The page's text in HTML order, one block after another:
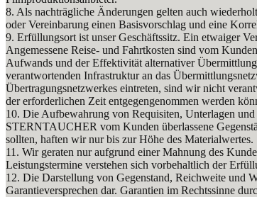
8. Als nachträgliche Änderungen gelten auch
oder Vereinbarung einen Basisvorschlag und eine
9. Erfüllungsort ist unser Geschäftssitz. Ein etwaiger
Angemessene Reise- und Fahrtkosten sind vom
Aufwands und der Effektivität alternativer
verantwortenden Infrastruktur an das
Übertragungsnetzwerkes eintreten, sind wir nicht
der erforderlichen Zeit entgegengenommen werden
10. Die Aufbewahrung von Requisiten, Unterlagen
STERNTAUCHER vom Kunden überlassene
sollten, haften wir nur bis zur Höhe des Materialwertes.
11. Wir geraten nur aufgrund einer Mahnung des
Leistungstermine verstehen sich vorbehaltlich der
12. Die Darstellung von Gegenstand, Reichweite und
Garantieversprechen dar. Garantien im Rechtssinne